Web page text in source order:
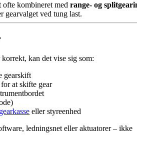
ofte kombineret medrange- og
gearvalget ved tung last.
kan det vise sig som:
gearskift
at skifte gear
gearkasse eller styreenhed
ledningsnet eller aktuatorer – ikke